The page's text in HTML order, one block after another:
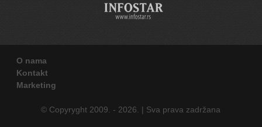
O nama
Kontakt
Marketing
© Copyryght 2009. - 2026. | Sva prava zadržana